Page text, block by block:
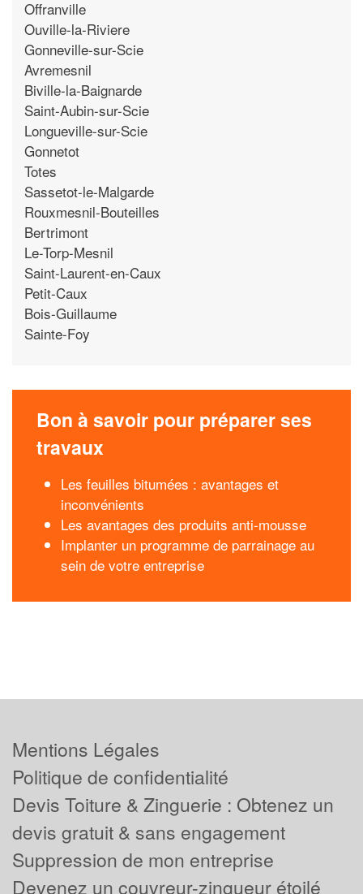
Offranville
Ouville-la-Riviere
Gonneville-sur-Scie
Avremesnil
Biville-la-Baignarde
Saint-Aubin-sur-Scie
Longueville-sur-Scie
Gonnetot
Totes
Sassetot-le-Malgarde
Rouxmesnil-Bouteilles
Bertrimont
Le-Torp-Mesnil
Saint-Laurent-en-Caux
Petit-Caux
Bois-Guillaume
Sainte-Foy
Bon à savoir pour préparer ses
travaux
Les feuilles bitumées : avantages et
inconvénients
Les avantages des produits anti-mousse
Implanter un programme de parrainage au
sein de votre entreprise
Mentions Légales
Politique de confidentialité
Devis Toiture & Zinguerie : Obtenez un
devis gratuit & sans engagement
Suppression de mon entreprise
Devenez un couvreur-zingueur étoilé